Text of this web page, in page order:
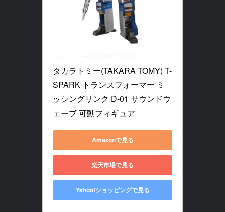
タカラトミー(TAKARA TOMY) T-
SPARK トランスフォーマー ミ
ッシングリンク D-01 サウンドウ
ェーブ 可動フィギュア
Amazonで見る
楽天市場で見る
Yahoo!ショッピングで見る